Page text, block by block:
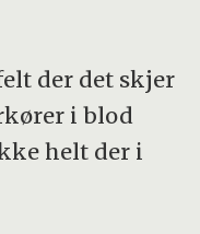
der det skjer
i blod
helt der i